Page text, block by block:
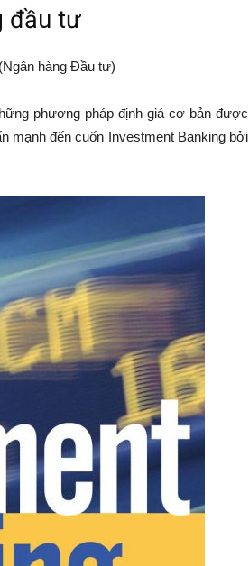
đầu tư
hàng Đầu tư)
phương pháp định giá cơ bản được
mạnh đến cuốn Investment Banking bởi